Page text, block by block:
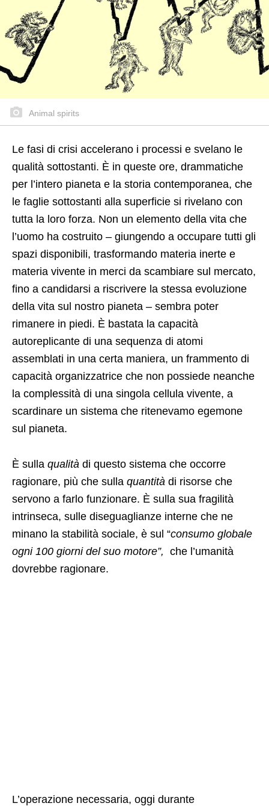
Animal spirits
Le fasi di crisi accelerano i processi e svelano le
qualità sottostanti. È in queste ore, drammatiche
per l’intero pianeta e la storia contemporanea, che
le faglie sottostanti alla superficie si rivelano con
tutta la loro forza. Non un elemento della vita che
l’uomo ha costruito – giungendo a occupare tutti gli
spazi disponibili, trasformando materia inerte e
materia vivente in merci da scambiare sul mercato,
fino a candidarsi a riscrivere la stessa evoluzione
della vita sul nostro pianeta – sembra poter
rimanere in piedi. È bastata la capacità
autoreplicante di una sequenza di atomi
assemblati in una certa maniera, un frammento di
capacità organizzatrice che non possiede neanche
la complessità di una singola cellula vivente, a
scardinare un sistema che ritenevamo egemone
sul pianeta.
È sulla qualità di questo sistema che occorre
ragionare, più che sulla quantità di risorse che
servono a farlo funzionare. È sulla sua fragilità
intrinseca, sulle diseguaglianze interne che ne
minano la stabilità sociale, è sul “consumo globale
ogni 100 giorni del suo motore”, che l’umanità
dovrebbe ragionare.
L’operazione necessaria, oggi durante